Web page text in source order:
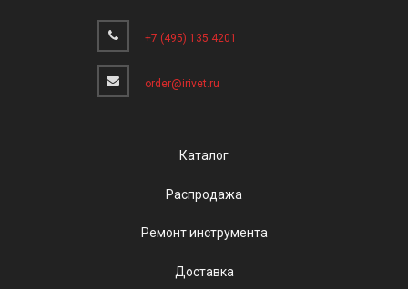
+7 (495) 135 4201
order@irivet.ru
Каталог
Распродажа
Ремонт инструмента
Доставка